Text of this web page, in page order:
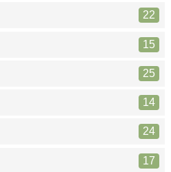
22
15
25
14
24
17